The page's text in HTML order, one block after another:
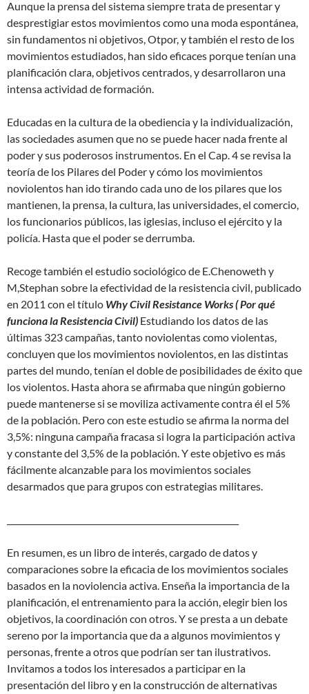
Aunque la prensa del sistema siempre trata de presentar y
desprestigiar estos movimientos como una moda espontánea,
sin fundamentos ni objetivos, Otpor, y también el resto de los
movimientos estudiados, han sido eficaces porque tenían una
planificación clara, objetivos centrados, y desarrollaron una
intensa actividad de formación.
Educadas en la cultura de la obediencia y la individualización,
las sociedades asumen que no se puede hacer nada frente al
poder y sus poderosos instrumentos. En el Cap. 4 se revisa la
teoría de los Pilares del Poder y cómo los movimientos
noviolentos han ido tirando cada uno de los pilares que los
mantienen, la prensa, la cultura, las universidades, el comercio,
los funcionarios públicos, las iglesias, incluso el ejército y la
policía. Hasta que el poder se derrumba.
Recoge también el estudio sociológico de E.Chenoweth y
M,Stephan sobre la efectividad de la resistencia civil, publicado
en 2011 con el título Why Civil Resistance Works ( Por qué
funciona la Resistencia Civil) Estudiando los datos de las
últimas 323 campañas, tanto noviolentas como violentas,
concluyen que los movimientos noviolentos, en las distintas
partes del mundo, tenían el doble de posibilidades de éxito que
los violentos. Hasta ahora se afirmaba que ningún gobierno
puede mantenerse si se moviliza activamente contra él el 5%
de la población. Pero con este estudio se afirma la norma del
3,5%: ninguna campaña fracasa si logra la participación activa
y constante del 3,5% de la población. Y este objetivo es más
fácilmente alcanzable para los movimientos sociales
desarmados que para grupos con estrategias militares.
En resumen, es un libro de interés, cargado de datos y
comparaciones sobre la eficacia de los movimientos sociales
basados en la noviolencia activa. Enseña la importancia de la
planificación, el entrenamiento para la acción, elegir bien los
objetivos, la coordinación con otros. Y se presta a un debate
sereno por la importancia que da a algunos movimientos y
personas, frente a otros que podrían ser tan ilustrativos.
Invitamos a todos los interesados a participar en la
presentación del libro y en la construcción de alternativas